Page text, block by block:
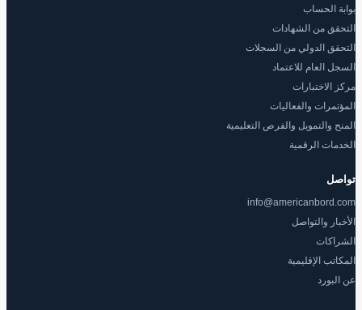
بوابة الحساب
التحقق من الشهادات
التحقق الدولي من السجلات
السجل العام للاعتماد
مركز الاختبارات
المؤتمرات والفعاليات
المنح والتمويل والفرص التعليمية
الخدمات الرقمية
تواصل
info@americanbord.com
الأخبار والتواصل
الشراكات
المكاتب الإقليمية
عن البورد